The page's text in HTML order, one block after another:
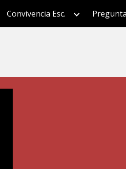
Convivencia Esc.